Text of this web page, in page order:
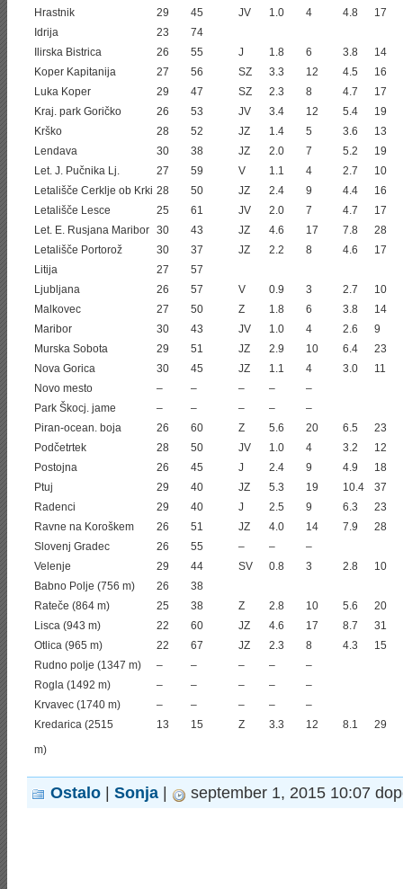
Hrastnik
29 45 JV 1.0 4 4.8
17
Idrija
23
74
Ilirska Bistrica
26 55 J 1.8 6 3.8
14
Koper Kapitanija
27 56 SZ 3.3 12 4.5
16
Luka Koper
29 47 SZ 2.3 8 4.7
17
Kraj. park Goričko
26 53 JV 3.4 12 5.4
19
Krško
28 52 JZ 1.4 5 3.6
13
Lendava
30 38 JZ 2.0 7 5.2
19
Let. J. Pučnika Lj.
27 59 V 1.1 4 2.7
10
Letališče Cerklje ob Krki 28 50 JZ 2.4 9 4.4
16
Letališče Lesce
25 61 JV 2.0 7 4.7
17
Let. E. Rusjana Maribor 30 43 JZ 4.6 17 7.8
28
Letališče Portorož
30 37 JZ 2.2 8 4.6
17
Litija
27
57
Ljubljana
26 57 V 0.9 3 2.7
10
Malkovec
27 50 Z 1.8 6 3.8
14
Maribor
30 43 JV 1.0 4 2.6
9
Murska Sobota
29 51 JZ 2.9 10 6.4
23
Nova Gorica
30 45 JZ 1.1 4 3.0
11
Novo mesto
– – – –
–
Park Škocj. jame
– – – –
–
Piran-ocean. boja
26 60 Z 5.6 20 6.5
23
Podčetrtek
28 50 JV 1.0 4 3.2
12
Postojna
26 45 J 2.4 9 4.9
18
Ptuj
29 40 JZ 5.3 19 10.4
37
Radenci
29 40 J 2.5 9 6.3
23
Ravne na Koroškem
26 51 JZ 4.0 14 7.9
28
Slovenj Gradec
26 55 – –
–
Velenje
29 44 SV 0.8 3 2.8
10
Babno Polje (756 m)
26
38
Rateče (864 m)
25 38 Z 2.8 10 5.6
20
Lisca (943 m)
22 60 JZ 4.6 17 8.7
31
Otlica (965 m)
22 67 JZ 2.3 8 4.3
15
Rudno polje (1347 m)
– – – –
–
Rogla (1492 m)
– – – –
–
Krvavec (1740 m)
– – – –
–
Kredarica (2515
m)
13 15 Z 3.3 12 8.1 29
Ostalo Sonja september 1, 2015 10:07